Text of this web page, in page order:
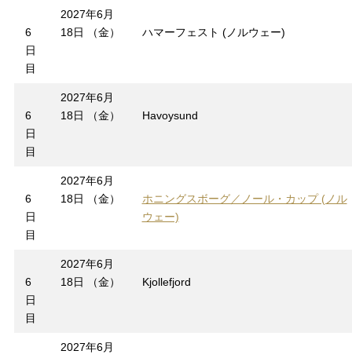
6
日
目
2027年6月
18日 （金）
ハマーフェスト (ノルウェー)
6
日
目
2027年6月
18日 （金）
Havoysund
6
日
目
2027年6月
18日 （金）
ホニングスボーグ／ノール・カップ (ノル
ウェー)
6
日
目
2027年6月
18日 （金）
Kjollefjord
2027年6月